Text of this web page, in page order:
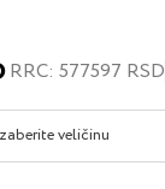
RRC: 577597 RSD
veličinu